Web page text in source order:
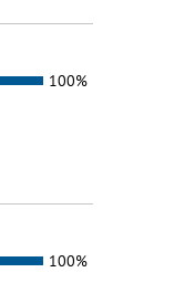
100%
100%